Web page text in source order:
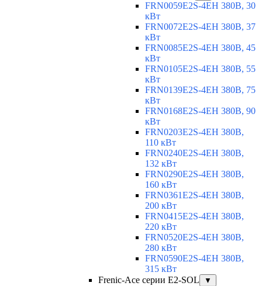
FRN0059E2S-4EH 380В, 30
кВт
FRN0072E2S-4EH 380В, 37
кВт
FRN0085E2S-4EH 380В, 45
кВт
FRN0105E2S-4EH 380В, 55
кВт
FRN0139E2S-4EH 380В, 75
кВт
FRN0168E2S-4EH 380В, 90
кВт
FRN0203E2S-4EH 380В,
110 кВт
FRN0240E2S-4EH 380В,
132 кВт
FRN0290E2S-4EH 380В,
160 кВт
FRN0361E2S-4EH 380В,
200 кВт
FRN0415E2S-4EH 380В,
220 кВт
FRN0520E2S-4EH 380В,
280 кВт
FRN0590E2S-4EH 380В,
315 кВт
Frenic-Ace серии E2-SOL
▼